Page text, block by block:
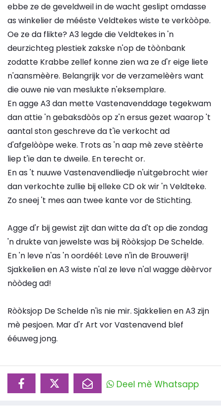
ebbe ze de geveldweil in de wacht geslipt omdasse
as winkelier de mééste Veldtekes wiste te verkòòpe.
Oe ze da flikte? A3 legde die Veldtekes in 'n
deurzichteg plestiek zakske n'op de tòònbank
zodatte Krabbe zellef konne zien wa ze d'r eige liete
n'aansmèère. Belangrijk vor de verzamelèèrs want
die ouwe nie van meslukte n'eksemplare.
En agge A3 dan mette Vastenavenddage tegekwam
dan attie 'n gebaksdòòs op z'n ersus gezet waarop 't
aantal ston geschreve da t'ie verkocht ad
d'afgelòòpe weke. Trots as 'n aap mè zeve stèèrte
liep t'ie dan te dweile. En terecht or.
En as 't nuuwe Vastenavendliedje n'uitgebrocht wier
dan verkochte zullie bij elleke CD ok wir 'n Veldteke.
Zo sneej 't mes aan twee kante vor de Stichting.
Agge d'r bij gewist zijt dan witte da d't op die zondag
'n drukte van jewelste was bij Ròòksjop De Schelde.
En 'n leve n'as 'n oordéél: Leve n'in de Brouwerij!
Sjakkelien en A3 wiste n'al ze leve n'al wagge dèèrvor
nòòdeg ad!
Ròòksjop De Schelde n'is nie mir. Sjakkelien en A3 zijn
mè pesjoen. Mar d'r Art vor Vastenavend blef
ééuweg jong.
Deel mè Whatsapp